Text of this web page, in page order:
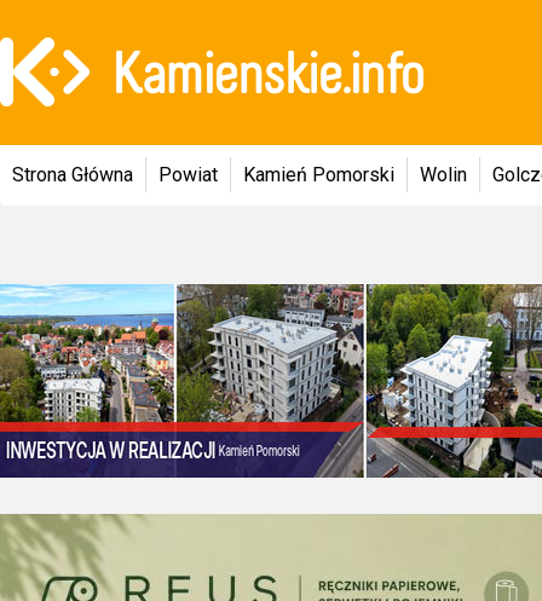
Strona Główna Powiat Kamień Pomorski Wolin